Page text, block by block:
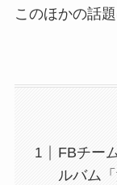
このほかの話
FBチー
ルバム